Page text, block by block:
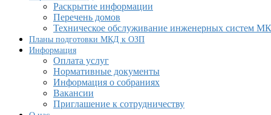
Раскрытие информации
Перечень домов
Техническое обслуживание инженерных систем
Планы подготовки МКД к ОЗП
Информация
Оплата услуг
Нормативные документы
Информация о собраниях
Вакансии
Приглашение к сотрудничеству